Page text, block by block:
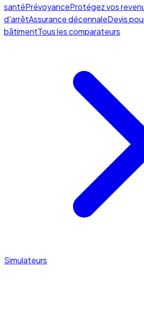
santéPrévoyanceProtégez vos
d'arrêtAssurance décennaleDevis
bâtimentTous les comparateurs
Simulateurs